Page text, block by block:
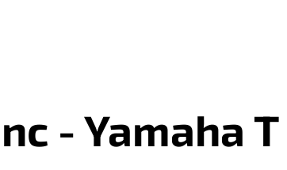
- Yamaha